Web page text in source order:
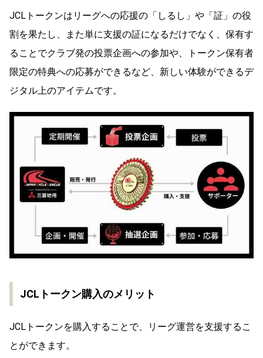
JCLトークンはリーグへの応援の「しるし」や「証」の役
割を果たし、また単に支援の証になるだけでなく、保有す
ることでクラブ発の投票企画への参加や、トークン保有者
限定の特典への応募ができるなど、新しい体験ができるデ
ジタル上のアイテムです。
JCLトークン購入のメリット
JCLトークンを購入することで、リーグ運営を支援するこ
とができます。